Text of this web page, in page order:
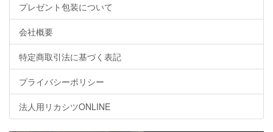
プレゼント包装について
会社概要
特定商取引法に基づく表記
プライバシーポリシー
法人用リカシツONLINE